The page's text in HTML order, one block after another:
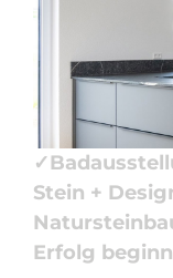
(Neckar) bei
auch
✓Badfliese,
Stein +
Erfolg